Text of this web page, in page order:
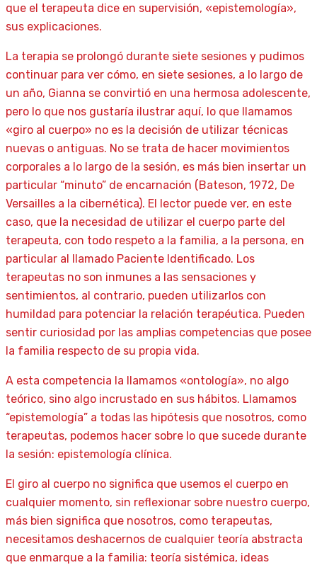
que el terapeuta dice en supervisión, «epistemología»,
sus explicaciones.
La terapia se prolongó durante siete sesiones y pudimos
continuar para ver cómo, en siete sesiones, a lo largo de
un año, Gianna se convirtió en una hermosa adolescente,
pero lo que nos gustaría ilustrar aquí, lo que llamamos
«giro al cuerpo» no es la decisión de utilizar técnicas
nuevas o antiguas. No se trata de hacer movimientos
corporales a lo largo de la sesión, es más bien insertar un
particular “minuto” de encarnación (Bateson, 1972, De
Versailles a la cibernética). El lector puede ver, en este
caso, que la necesidad de utilizar el cuerpo parte del
terapeuta, con todo respeto a la familia, a la persona, en
particular al llamado Paciente Identificado. Los
terapeutas no son inmunes a las sensaciones y
sentimientos, al contrario, pueden utilizarlos con
humildad para potenciar la relación terapéutica. Pueden
sentir curiosidad por las amplias competencias que posee
la familia respecto de su propia vida.
A esta competencia la llamamos «ontología», no algo
teórico, sino algo incrustado en sus hábitos. Llamamos
“epistemología” a todas las hipótesis que nosotros, como
terapeutas, podemos hacer sobre lo que sucede durante
la sesión: epistemología clínica.
El giro al cuerpo no significa que usemos el cuerpo en
cualquier momento, sin reflexionar sobre nuestro cuerpo,
más bien significa que nosotros, como terapeutas,
necesitamos deshacernos de cualquier teoría abstracta
que enmarque a la familia: teoría sistémica, ideas